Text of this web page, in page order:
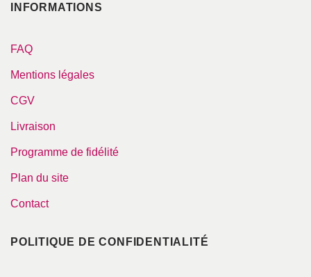
INFORMATIONS
FAQ
Mentions légales
CGV
Livraison
Programme de fidélité
Plan du site
Contact
POLITIQUE DE CONFIDENTIALITÉ